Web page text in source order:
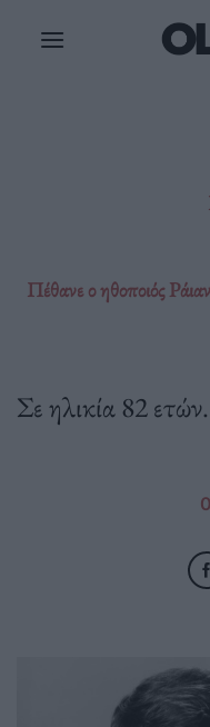
Πέθανε ο ηθοποιός
Σε ηλικία 82 ετών.